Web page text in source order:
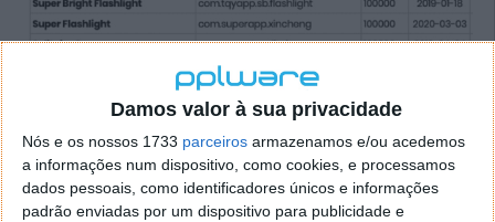
Damos valor à sua privacidade
Nós e os nossos 1733 parceiros armazenamos e/ou acedemos
a informações num dispositivo, como cookies, e processamos
dados pessoais, como identificadores únicos e informações
padrão enviadas por um dispositivo para publicidade e